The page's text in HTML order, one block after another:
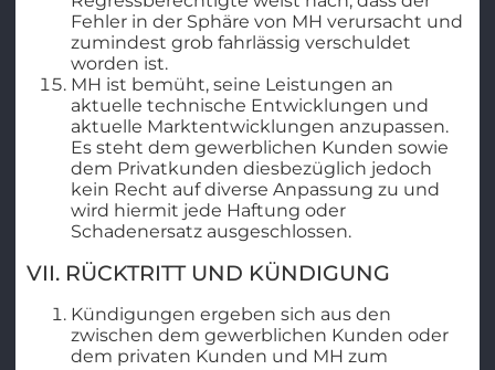
Fehler in der Sphäre von MH verursacht und
zumindest grob fahrlässig verschuldet
worden ist.
MH ist bemüht, seine Leistungen an
aktuelle technische Entwicklungen und
aktuelle Marktentwicklungen anzupassen.
Es steht dem gewerblichen Kunden sowie
dem Privatkunden diesbezüglich jedoch
kein Recht auf diverse Anpassung zu und
wird hiermit jede Haftung oder
Schadenersatz ausgeschlossen.
VII. RÜCKTRITT UND KÜNDIGUNG
Kündigungen ergeben sich aus den
zwischen dem gewerblichen Kunden oder
dem privaten Kunden und MH zum